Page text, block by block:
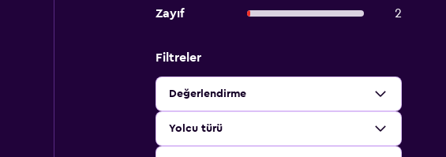
Zayıf
2
Filtreler
Değerlendirme
Yolcu türü